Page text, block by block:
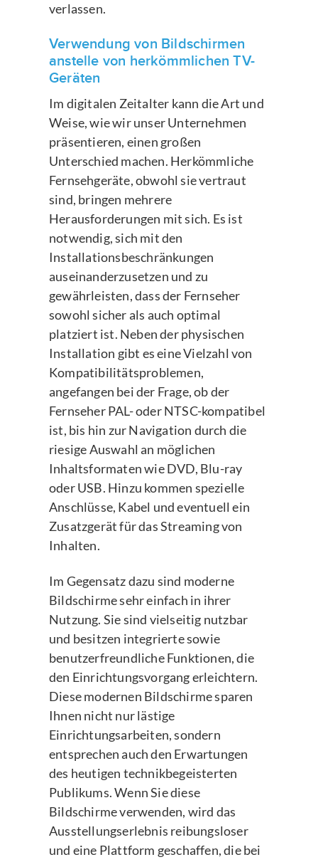
verlassen.
Verwendung von Bildschirmen
anstelle von herkömmlichen TV-
Geräten
Im digitalen Zeitalter kann die Art und
Weise, wie wir unser Unternehmen
präsentieren, einen großen
Unterschied machen. Herkömmliche
Fernsehgeräte, obwohl sie vertraut
sind, bringen mehrere
Herausforderungen mit sich. Es ist
notwendig, sich mit den
Installationsbeschränkungen
auseinanderzusetzen und zu
gewährleisten, dass der Fernseher
sowohl sicher als auch optimal
platziert ist. Neben der physischen
Installation gibt es eine Vielzahl von
Kompatibilitätsproblemen,
angefangen bei der Frage, ob der
Fernseher PAL- oder NTSC-kompatibel
ist, bis hin zur Navigation durch die
riesige Auswahl an möglichen
Inhaltsformaten wie DVD, Blu-ray
oder USB. Hinzu kommen spezielle
Anschlüsse, Kabel und eventuell ein
Zusatzgerät für das Streaming von
Inhalten.
Im Gegensatz dazu sind moderne
Bildschirme sehr einfach in ihrer
Nutzung. Sie sind vielseitig nutzbar
und besitzen integrierte sowie
benutzerfreundliche Funktionen, die
den Einrichtungsvorgang erleichtern.
Diese modernen Bildschirme sparen
Ihnen nicht nur lästige
Einrichtungsarbeiten, sondern
entsprechen auch den Erwartungen
des heutigen technikbegeisterten
Publikums. Wenn Sie diese
Bildschirme verwenden, wird das
Ausstellungserlebnis reibungsloser
und eine Plattform geschaffen, die bei